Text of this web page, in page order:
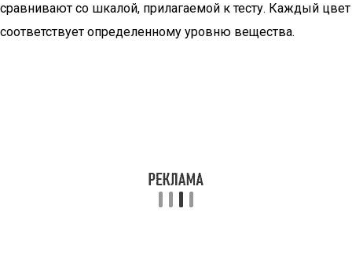
сравнивают со шкалой, прилагаемой к тесту. Каждый цвет
соответствует определенному уровню вещества.